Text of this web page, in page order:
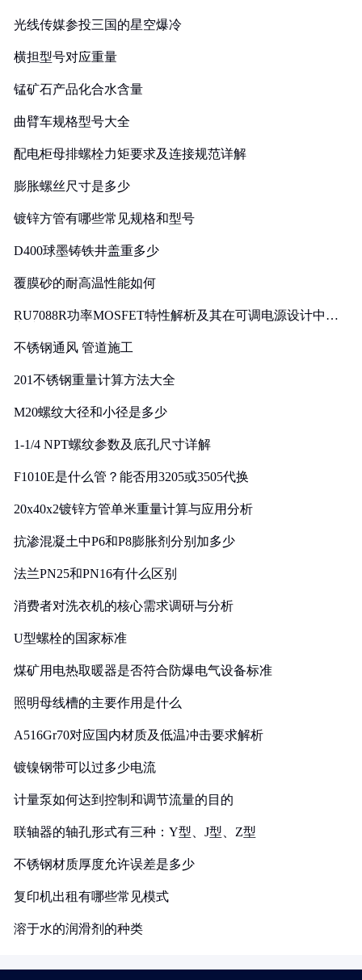
光线传媒参投三国的星空爆冷
横担型号对应重量
锰矿石产品化合水含量
曲臂车规格型号大全
配电柜母排螺栓力矩要求及连接规范详解
膨胀螺丝尺寸是多少
镀锌方管有哪些常见规格和型号
D400球墨铸铁井盖重多少
覆膜砂的耐高温性能如何
RU7088R功率MOSFET特性解析及其在可调电源设计中的
不锈钢通风 管道施工
201不锈钢重量计算方法大全
M20螺纹大径和小径是多少
1-1/4 NPT螺纹参数及底孔尺寸详解
F1010E是什么管？能否用3205或3505代换
20x40x2镀锌方管单米重量计算与应用分析
抗渗混凝土中P6和P8膨胀剂分别加多少
法兰PN25和PN16有什么区别
消费者对洗衣机的核心需求调研与分析
U型螺栓的国家标准
煤矿用电热取暖器是否符合防爆电气设备标准
照明母线槽的主要作用是什么
A516Gr70对应国内材质及低温冲击要求解析
镀镍钢带可以过多少电流
计量泵如何达到控制和调节流量的目的
联轴器的轴孔形式有三种：Y型、J型、Z型
不锈钢材质厚度允许误差是多少
复印机出租有哪些常见模式
溶于水的润滑剂的种类